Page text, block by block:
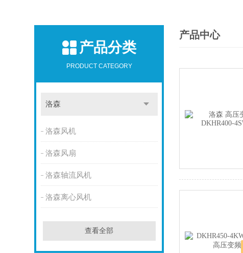
产品分类
PRODUCT CATEGORY
洛森
洛森风机
洛森风扇
洛森轴流风机
洛森离心风机
查看全部
产品中心